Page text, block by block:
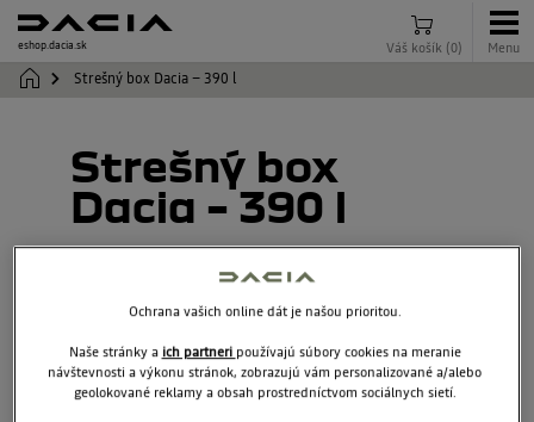
eshop.dacia.sk Váš košík (0) Menu
Strešný box Dacia – 390 l
Strešný box
Dacia – 390 l
Ochrana vašich online dát je našou prioritou.
Naše stránky a ich partneri používajú súbory cookies na meranie
návštevnosti a výkonu stránok, zobrazujú vám personalizované a/alebo
geolokované reklamy a obsah prostredníctvom sociálnych sietí.